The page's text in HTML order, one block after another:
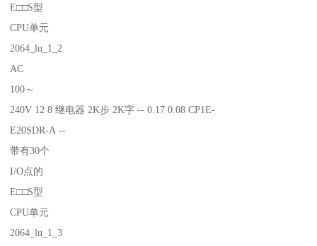
E□□S型
CPU单元
2064_lu_1_2
AC
100～
240V 12 8 继电器 2K步 2K字 -- 0.17 0.08 CP1E-
E20SDR-A --
带有30个
I/O点的
E□□S型
CPU单元
2064_lu_1_3